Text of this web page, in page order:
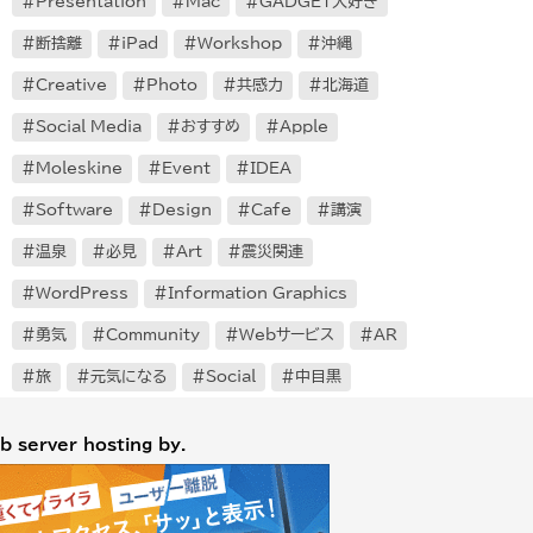
断捨離 iPad Workshop 沖縄
Creative Photo 共感力 北海道
Social Media おすすめ Apple
Moleskine Event IDEA
Software Design Cafe 講演
温泉 必見 Art 震災関連
WordPress Information Graphics
勇気 Community Webサービス AR
旅 元気になる Social 中目黒
server hosting by.